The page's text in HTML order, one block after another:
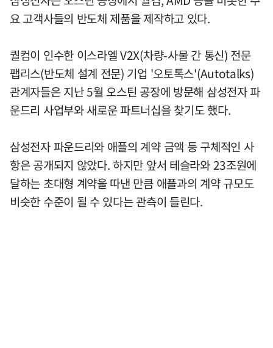
요 고객사들의 반도체 제품을 제작하고 있다.
퀄컴이 인수한 이스라엘 V2X(차량-사물 간 통신) 전문
팹리스(반도체 설계 전문) 기업 '오토톡스'(Autotalks)
관계자들은 지난 5월 오스틴 공장에 방문해 삼성전자 파
운드리 사업부와 새로운 파트너십을 찾기도 했다.
삼성전자 파운드리와 애플의 계약 금액 등 구체적인 사
항은 공개되지 않았다. 하지만 앞서 테슬라와 23조원에
달하는 초대형 계약을 따낸 만큼 애플과의 계약 규모도
비슷한 수준이 될 수 있다는 관측이 들린다.